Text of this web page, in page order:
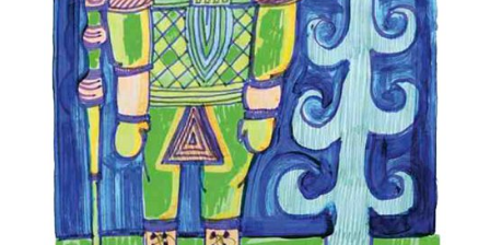
Links
Psycho-Paten
Ansprechpartner
Anfahrt